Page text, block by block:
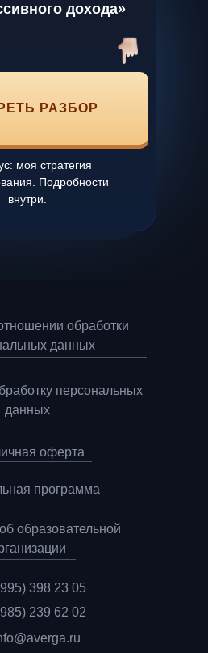
дохода»
РАЗБОР
моя стратегия
Подробности
внутри.
обработки
данных
персональных
данных
398 23 05
оферта
программа
239 62 02
образовательной